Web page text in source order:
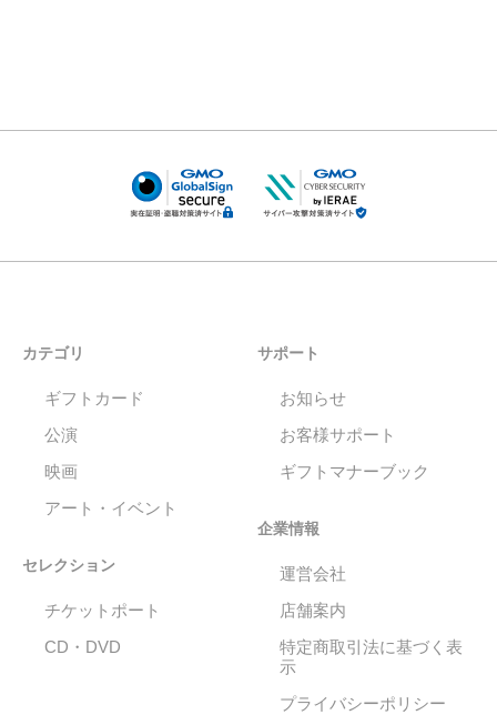
カテゴリ
ギフトカード
公演
映画
アート・イベント
セレクション
チケットポート
CD・DVD
サポート
お知らせ
お客様サポート
ギフトマナーブック
企業情報
運営会社
店舗案内
特定商取引法に基づく表
示
プライバシーポリシー